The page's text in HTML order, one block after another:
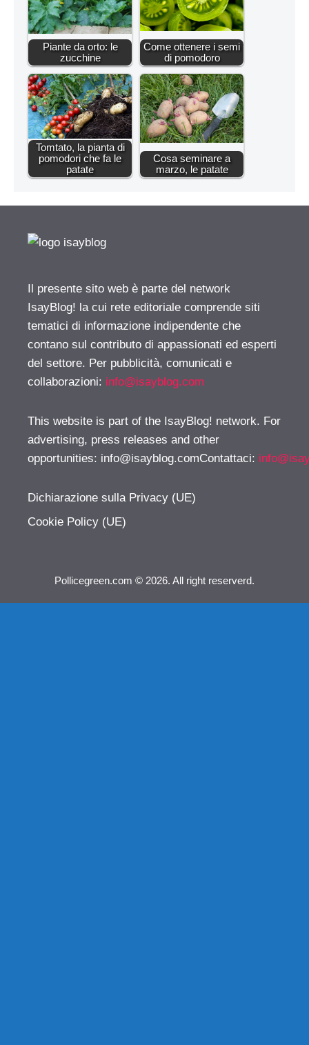
Piante da orto: le
zucchine
Come ottenere i semi
di pomodoro
Tomtato, la pianta di
pomodori che fa le
patate
Cosa seminare a
marzo, le patate
Il presente sito web è parte del network
IsayBlog! la cui rete editoriale comprende siti
tematici di informazione indipendente che
contano sul contributo di appassionati ed esperti
del settore. Per pubblicità, comunicati e
collaborazioni: info@isayblog.com
This website is part of the IsayBlog! network. For
advertising, press releases and other
opportunities: info@isayblog.comContattaci:
Dichiarazione sulla Privacy (UE)
Cookie Policy (UE)
Pollicegreen.com © 2026. All right reserverd.